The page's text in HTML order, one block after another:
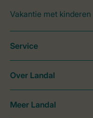
Vakantie met kinderen
Service
Over Landal
Meer Landal